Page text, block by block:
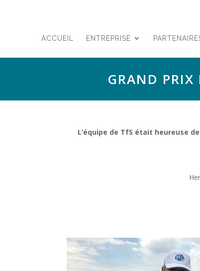
ACCUEIL ENTREPRISE
GRAND PRIX
L’équipe de TfS était heureuse